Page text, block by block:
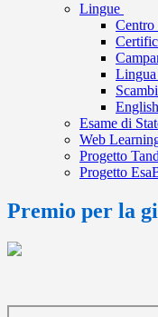
Lingue
Lingua
Esame di
Web
Progetto
Progetto
Premio per la